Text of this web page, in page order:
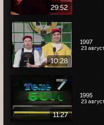
29:52
10:28
1997
23
11:27
1995
23